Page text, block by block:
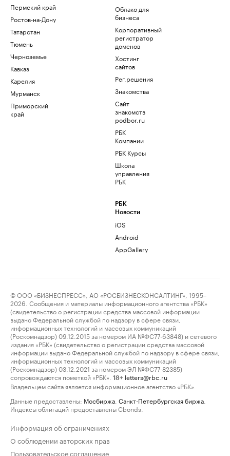
Пермский край
Ростов-на-Дону
Татарстан
Тюмень
Черноземье
Кавказ
Карелия
Мурманск
Приморский
край
Облако для
бизнеса
Корпоративный
регистратор
доменов
Хостинг
сайтов
Рег.решения
Знакомства
Сайт
знакомств
podbor.ru
РБК
Компании
РБК Курсы
Школа
управления
РБК
РБК
Новости
iOS
Android
AppGallery
© ООО «БИЗНЕСПРЕСС», АО «РОСБИЗНЕСКОНСАЛТИНГ», 1995–
2026. Сообщения и материалы информационного агентства «РБК»
(свидетельство о регистрации средства массовой информации
выдано Федеральной службой по надзору в сфере связи,
информационных технологий и массовых коммуникаций
(Роскомнадзор) 09.12.2015 за номером ИА №ФС77-63848) и сетевого
издания «РБК» (свидетельство о регистрации средства массовой
информации выдано Федеральной службой по надзору в сфере связи,
информационных технологий и массовых коммуникаций
(Роскомнадзор) 03.12.2021 за номером ЭЛ №ФС77-82385)
сопровождаются пометкой «РБК».
18+ letters@rbc.ru
Владельцем сайта является информационное агентство «РБК».
Данные предоставлены: Мосбиржа Санкт-Петербургская биржа
Индексы облигаций предоставлены Cbonds.
Информация об ограничениях
О соблюдении авторских прав
Пользовательское соглашение